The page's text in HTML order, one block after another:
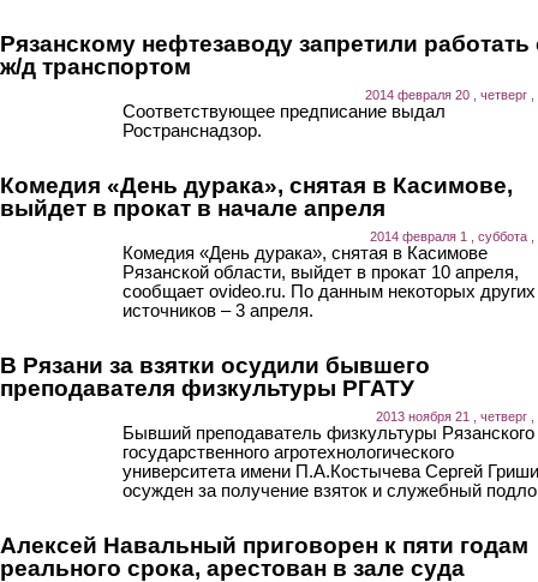
Рязанскому нефтезаводу запретили работать
ж/д транспортом
2014 февраля 20 , четверг ,
Соответствующее предписание выдал
Ространснадзор.
Комедия «День дурака», снятая в Касимове,
выйдет в прокат в начале апреля
2014 февраля 1 , суббота ,
Комедия «День дурака», снятая в Касимове
Рязанской области, выйдет в прокат 10 апреля,
сообщает ovideo.ru. По данным некоторых других
источников – 3 апреля.
В Рязани за взятки осудили бывшего
преподавателя физкультуры РГАТУ
2013 ноября 21 , четверг ,
Бывший преподаватель физкультуры Рязанского
государственного агротехнологического
университета имени П.А.Костычева Сергей
осужден за получение взяток и служебный
Алексей Навальный приговорен к пяти годам
реального срока, арестован в зале суда